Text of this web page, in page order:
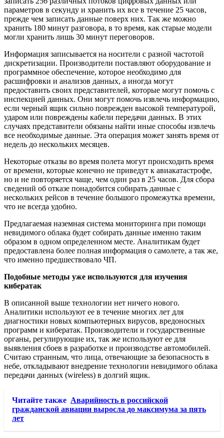
параметров в секунду и хранить их все в течение 25 часов,
прежде чем записать данные поверх них. Так же можно
хранить 180 минут разговора, в то время, как старые модели
могли хранить лишь 30 минут переговоров.
Информация записывается на носители с разной частотой
дискретизации. Производители поставляют оборудование и
программное обеспечение, которое необходимо для
расшифровки и анализов данных, а иногда могут
предоставить своих представителей, которые могут помочь с
инспекцией данных. Они могут помочь извлечь информацию,
если черный ящик сильно поврежден высокой температурой,
ударом или повреждены кабели передачи данных. В этих
случаях представители обязаны найти иные способы извлечь
все необходимые данные. Эта операция может занять время от
недель до нескольких месяцев.
Некоторые отказы во время полета могут происходить время
от времени, которые конечно не приведут к авиакатастрофе,
но и не повторяется чаще, чем один раз в 25 часов. Для сбора
сведений об отказе понадобится собирать данные с
нескольких рейсов в течение большого промежутка времени,
что не всегда удобно.
Предлагаемая наземная система мониторинга при помощи
невидимого облака будет собирать данные именно таким
образом в одном определенном месте. Аналитикам будет
предоставлена более полная информация о самолете, а так же,
что именно предшествовало ЧП.
Подобные методы уже используются для изучения
кибератак
В описанной выше технологии нет ничего нового.
Аналитики используют ее в течение многих лет для
диагностики новых компьютерных вирусов, вредоносных
программ и кибератак. Производители и государственные
органы, регулирующие их, так же используют ее для
выявления сбоев в разработке и производстве автомобилей.
Считаю странным, что лица, отвечающие за безопасность в
небе, откладывают внедрение технологии невидимого облака
передачи данных (wireless) в долгий ящик.
Читайте также Аварийность в российской
гражданской авиации выросла до максимума за пять
лет